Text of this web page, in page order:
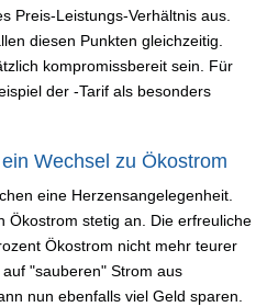
Preis-Leistungs-Verhältnis aus.
diesen Punkten gleichzeitig.
kompromissbereit sein. Für
der -Tarif als besonders
Wechsel zu Ökostrom
eine Herzensangelegenheit.
Ökostrom stetig an. Die erfreuliche
Ökostrom nicht mehr teurer
"sauberen" Strom aus
nun ebenfalls viel Geld sparen.